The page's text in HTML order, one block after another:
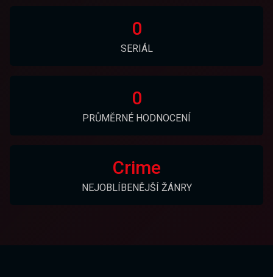
0
SERIÁL
0
PRŮMĚRNÉ HODNOCENÍ
Crime
NEJOBLÍBENĚJŠÍ ŽÁNRY